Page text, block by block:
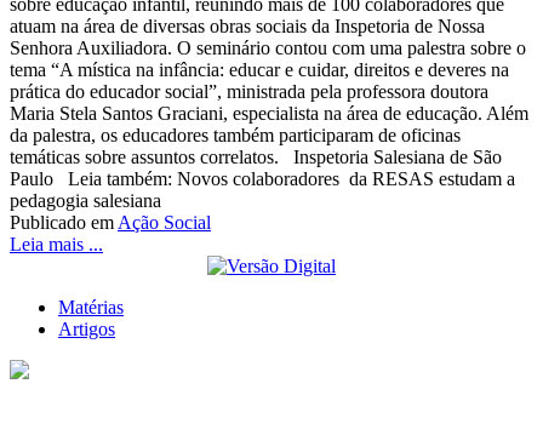
sobre educação infantil, reunindo mais de 100 colaboradores que
atuam na área de diversas obras sociais da Inspetoria de Nossa
Senhora Auxiliadora. O seminário contou com uma palestra sobre o
tema “A mística na infância: educar e cuidar, direitos e deveres na
prática do educador social”, ministrada pela professora doutora
Maria Stela Santos Graciani, especialista na área de educação. Além
da palestra, os educadores também participaram de oficinas
temáticas sobre assuntos correlatos. Inspetoria Salesiana de São
Paulo Leia também: Novos colaboradores da RESAS estudam a
pedagogia salesiana
Publicado em Ação Social
Leia mais ...
Matérias
Artigos